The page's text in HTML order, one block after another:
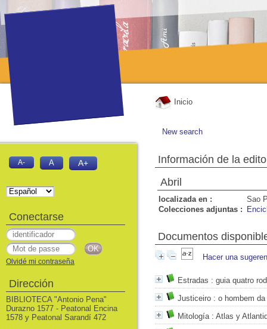
Inicio
New search
Información de la
Abril
localizada en :
Sao
Colecciones adjuntas :
Documentos
Hacer una
Estradas : guia quatro
Justiceiro : o hombem
Mitología: Atlas y
A- A A+
Conectarse
Olvidé mi contraseña
Dirección
BIBLIOTECA "Antonio Pena"
Durazno 1577 - Peatonal Encina
1578 y Peatonal Sarandí 472